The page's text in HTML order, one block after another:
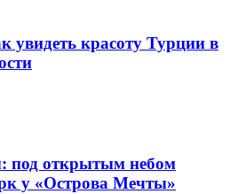
увидеть красоту Турции в
под открытым небом
у «Острова Мечты»